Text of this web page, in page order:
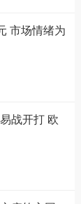
市场情绪为
战开打 欧